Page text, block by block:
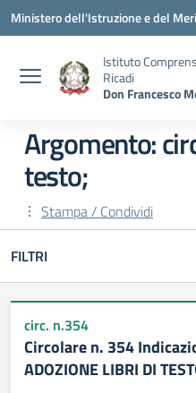
Vai ai contenuti
Vai al menu di navigazione
Vai al footer
Ministero dell'Istruzione e del
Istituto
Ricadi
Don Francesco
Argomento:
testo;
Stampa / Condividi
FILTRI
circ. n.354
Circolare n. 354
ADOZIONE LIBRI DI